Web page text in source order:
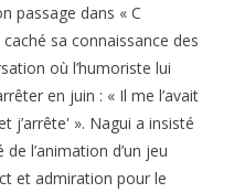
passage dans « C
caché sa connaissance des
où l’humoriste lui
en juin : « Il me l’avait
j’arrête' ». Nagui a insisté
l’animation d’un jeu
et admiration pour le